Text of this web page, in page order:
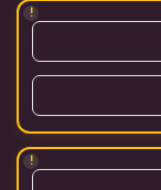
!
!